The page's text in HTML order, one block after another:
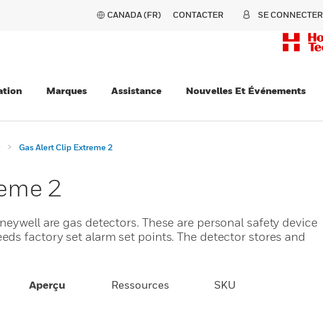
CANADA (FR) CONTACTER SE CONNECTER
Marques Assistance Nouvelles Et Événements
Gas Alert Clip Extreme 2
2
are gas detectors. These are personal safety device
factory set alarm set points. The detector stores and
Aperçu Ressources SKU